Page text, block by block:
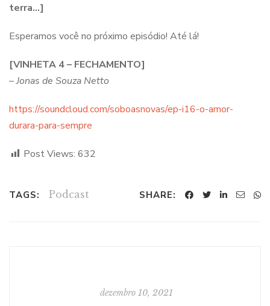
terra…]
Esperamos você no próximo episódio! Até lá!
[VINHETA 4 – FECHAMENTO]
– Jonas de Souza Netto
https://soundcloud.com/soboasnovas/ep-i16-o-amor-
durara-para-sempre
Post Views: 632
TAGS: Podcast SHARE:
dezembro 10, 2021